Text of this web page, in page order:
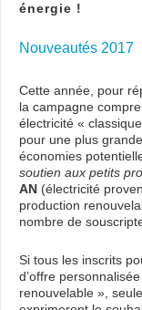
énergie !
Nouveautés 2017
Cette année, pour
la campagne
électricité «
pour une plus
économies
soutien aux petits
AN (électricité
production
nombre de
Si tous les inscrits
d’offre
renouvelable »,